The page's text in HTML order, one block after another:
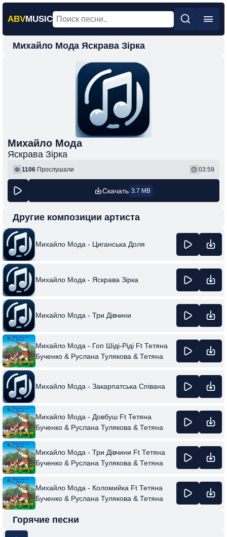
ABVMUSIC
Главная
Шансон
Фонк
Михайло Мода Яскрава Зірка
Михайло Мода
Яскрава Зірка
1106 Прослушали 03:59
Скачать 3.7 MB
Другие композиции артиста
Михайло Мода - Циганська Доля
Михайло Мода - Яскрава Зірка
Михайло Мода - Три Дівчини
Михайло Мода - Гоп Шіді-Ріді Ft Тетяна
Бученко & Руслана Тулякова & Тетяна
Михайло Мода - Закарпатська Співана
Михайло Мода - Довбуш Ft Тетяна
Бученко & Руслана Тулякова & Тетяна
Михайло Мода - Три Дівчини Ft Тетяна
Бученко & Руслана Тулякова & Тетяна
Михайло Мода - Коломийка Ft Тетяна
Бученко & Руслана Тулякова & Тетяна
Горячие песни